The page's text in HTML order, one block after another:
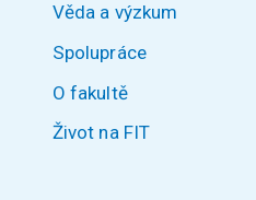
Věda a výzkum
Spolupráce
O fakultě
Život na FIT